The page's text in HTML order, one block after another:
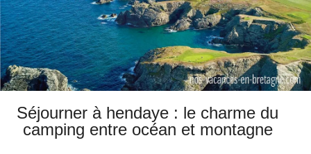
Séjourner à hendaye : le charme du
camping entre océan et montagne